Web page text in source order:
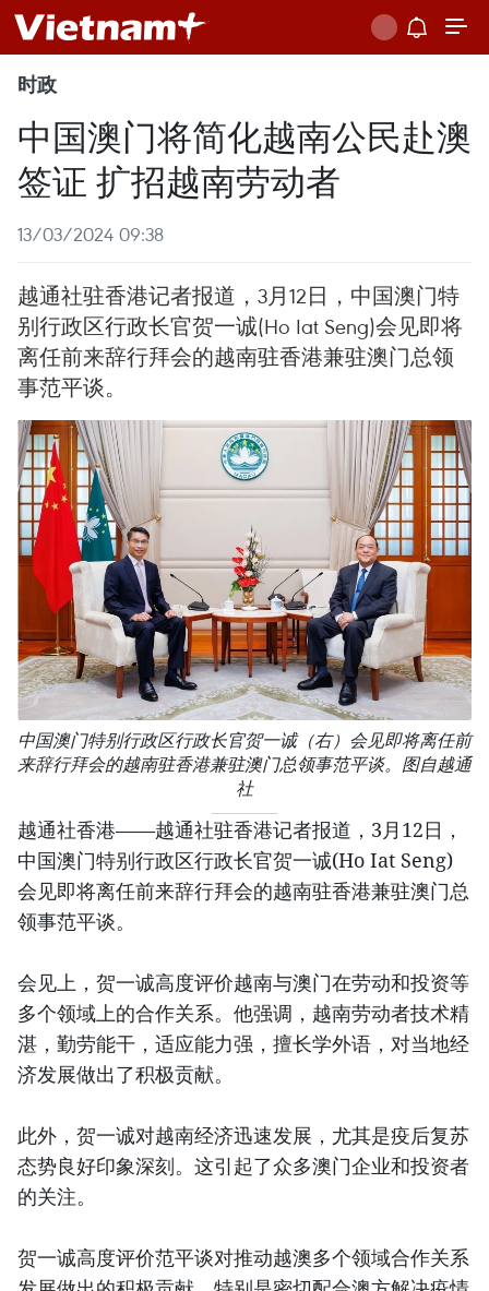
时政
中国澳门将简化越南公民赴澳
签证 扩招越南劳动者
13/03/2024 09:38
越通社驻香港记者报道，3月12日，中国澳门特
别行政区行政长官贺一诚(Ho Iat Seng)会见即将
离任前来辞行拜会的越南驻香港兼驻澳门总领
事范平谈。
中国澳门特别行政区行政长官贺一诚（右）会见即将离任前
来辞行拜会的越南驻香港兼驻澳门总领事范平谈。图自越通
社
越通社香港——越通社驻香港记者报道，3月12日，
中国澳门特别行政区行政长官贺一诚(Ho Iat Seng)
会见即将离任前来辞行拜会的越南驻香港兼驻澳门总
领事范平谈。
会见上，贺一诚高度评价越南与澳门在劳动和投资等
多个领域上的合作关系。他强调，越南劳动者技术精
湛，勤劳能干，适应能力强，擅长学外语，对当地经
济发展做出了积极贡献。
此外，贺一诚对越南经济迅速发展，尤其是疫后复苏
态势良好印象深刻。这引起了众多澳门企业和投资者
的关注。
贺一诚高度评价范平谈对推动越澳多个领域合作关系